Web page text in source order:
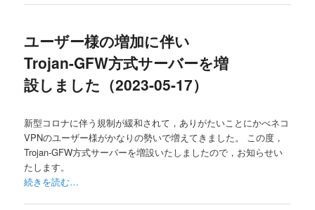
ユーザー様の増加に伴い
Trojan-GFW方式サーバーを増
設しました（2023-05-17）
新型コロナに伴う規制が緩和されて，ありがたいことにかべネコ
VPNのユーザー様がかなりの勢いで増えてきました。 この度，
Trojan-GFW方式サーバーを増設いたしましたので，お知らせい
たします。
続きを読む…